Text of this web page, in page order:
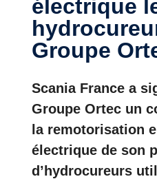
électrique
Groupe
Scania France a
Groupe Ortec un
la remotorisation
électrique de son
d’hydrocureurs